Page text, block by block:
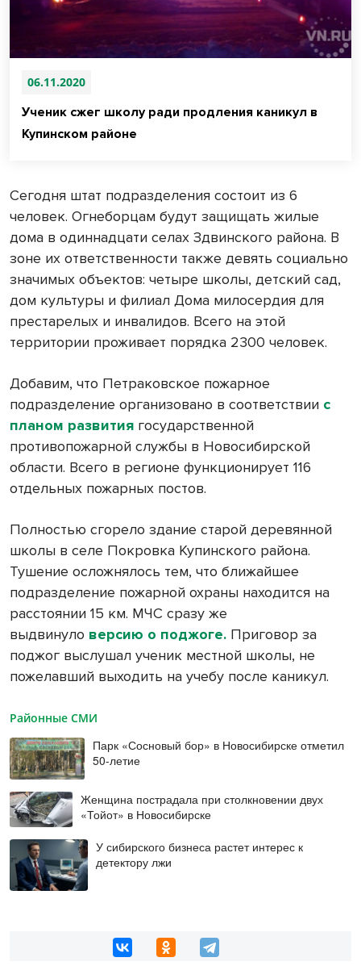
06.11.2020
Ученик сжег школу ради продления каникул в
Купинском районе
Сегодня штат подразделения состоит из 6
человек. Огнеборцам будут защищать жилые
дома в одиннадцати селах Здвинского района. В
зоне их ответственности также девять социально
значимых объектов: четыре школы, детский сад,
дом культуры и филиал Дома милосердия для
престарелых и инвалидов. Всего на этой
территории проживает порядка 2300 человек.
Добавим, что Петраковское пожарное
подразделение организовано в соответствии с
планом развития государственной
противопожарной службы в Новосибирской
области. Всего в регионе функционирует 116
отдельных пожарных постов.
Полностью сгорело здание старой деревянной
школы в селе Покровка Купинского района.
Тушение осложнялось тем, что ближайшее
подразделение пожарной охраны находится на
расстоянии 15 км. МЧС сразу же
выдвинуло версию о поджоге. Приговор за
поджог выслушал ученик местной школы, не
пожелавший выходить на учебу после каникул.
Районные СМИ
Парк «Сосновый бор» в Новосибирске отметил
50-летие
Женщина пострадала при столкновении двух
«Тойот» в Новосибирске
У сибирского бизнеса растет интерес к
детектору лжи